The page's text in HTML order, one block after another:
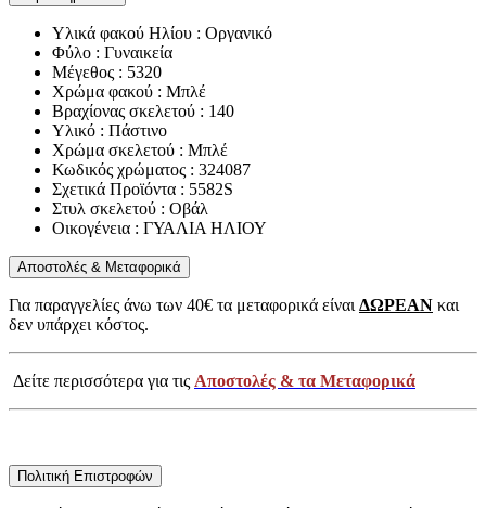
Υλικά φακού Ηλίου : Οργανικό
Φύλο : Γυναικεία
Μέγεθος : 5320
Χρώμα φακού : Μπλέ
Βραχίονας σκελετού : 140
Υλικό : Πάστινο
Χρώμα σκελετού : Μπλέ
Κωδικός χρώματος : 324087
Σχετικά Προϊόντα : 5582S
Στυλ σκελετού : Οβάλ
Οικογένεια : ΓΥΑΛΙΑ ΗΛΙΟΥ
Αποστολές & Μεταφορικά
Για παραγγελίες άνω των 40€ τα μεταφορικά είναιΔΩΡΕΑΝ και
δεν υπάρχει κόστος.
Δείτε περισσότερα για τις Αποστολές & τα Μεταφορικά
Πολιτική Επιστροφών